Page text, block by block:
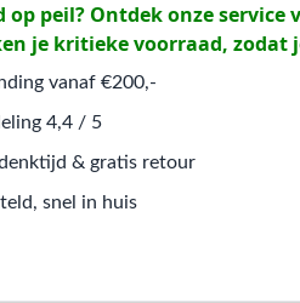
op peil? Ontdek onze service
je kritieke voorraad, zodat
vanaf €200,-
4,4 / 5
& gratis retour
snel in huis